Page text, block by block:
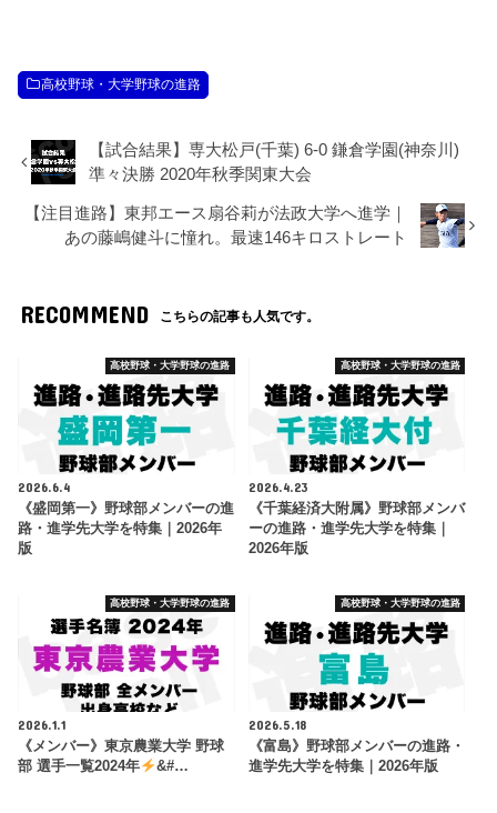
高校野球・大学野球の進路
【試合結果】専大松戸(千葉) 6-0 鎌倉学園(神奈川)
準々決勝 2020年秋季関東大会
【注目進路】東邦エース扇谷莉が法政大学へ進学｜
あの藤嶋健斗に憧れ。最速146キロストレート
RECOMMEND こちらの記事も人気です。
高校野球・大学野球の進路
2026.6.4
《盛岡第一》野球部メンバーの進
路・進学先大学を特集｜2026年
版
高校野球・大学野球の進路
2026.4.23
《千葉経済大附属》野球部メンバ
ーの進路・進学先大学を特集｜
2026年版
高校野球・大学野球の進路
2026.1.1
《メンバー》東京農業大学 野球
部 選手一覧2024年
&#…
高校野球・大学野球の進路
2026.5.18
《富島》野球部メンバーの進路・
進学先大学を特集｜2026年版